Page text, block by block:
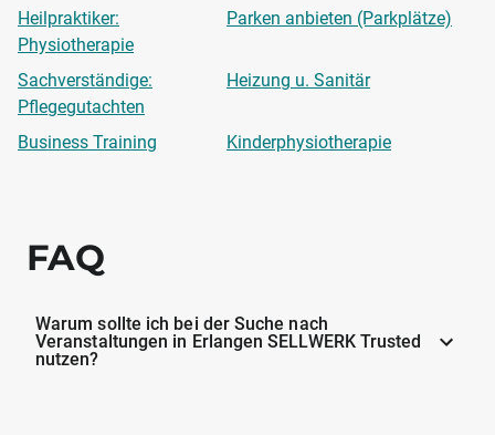
Heilpraktiker:
Physiotherapie
Parken anbieten (Parkplätze)
Sachverständige:
Pflegegutachten
Heizung u. Sanitär
Business Training Kinderphysiotherapie
FAQ
Warum sollte ich bei der Suche nach
Veranstaltungen in Erlangen SELLWERK Trusted
nutzen?